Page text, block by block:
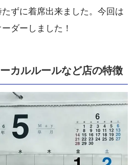
ずに着席出来ました。今回は
ダーしました！
カルルールなど店の特徴